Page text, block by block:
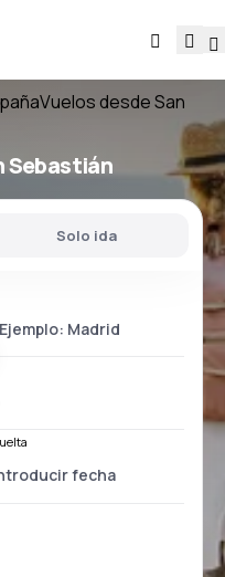
Vuelos desde San
Sebastián
Solo ida